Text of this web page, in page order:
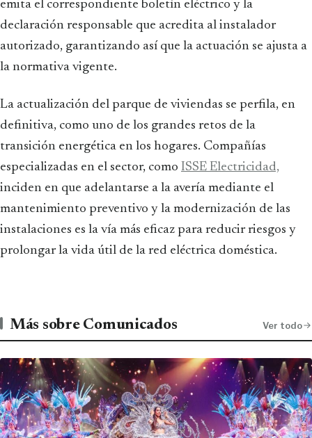
emita el correspondiente boletín eléctrico y la
declaración responsable que acredita al instalador
autorizado, garantizando así que la actuación se ajusta a
la normativa vigente.
La actualización del parque de viviendas se perfila, en
definitiva, como uno de los grandes retos de la
transición energética en los hogares. Compañías
especializadas en el sector, como ISSE Electricidad,
inciden en que adelantarse a la avería mediante el
mantenimiento preventivo y la modernización de las
instalaciones es la vía más eficaz para reducir riesgos y
prolongar la vida útil de la red eléctrica doméstica.
Más sobre Comunicados Ver todo